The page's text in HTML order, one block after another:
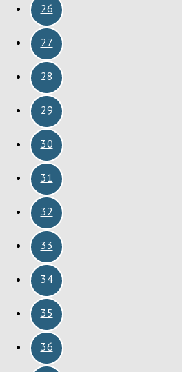
26
27
28
29
30
31
32
33
34
35
36